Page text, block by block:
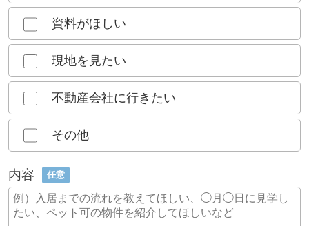
資料がほしい
現地を見たい
不動産会社に行きたい
その他
内容 任意